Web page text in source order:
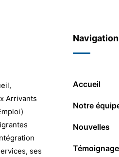
Arrivants
ses
Navigation
Accueil
Notre
Nouvelles